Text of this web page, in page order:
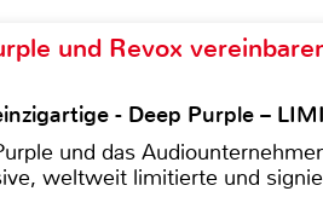
und Revox
- Deep Purple –
und das
weltweit limitierte und